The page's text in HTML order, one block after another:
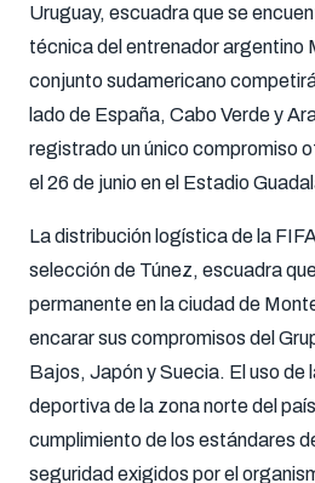
Uruguay, escuadra que se
técnica del entrenador argentino
conjunto sudamericano
lado de España, Cabo Verde y
registrado un único compromiso
el 26 de junio en el Estadio
La distribución logística de la
selección de Túnez, escuadra
permanente en la ciudad de
encarar sus compromisos del
Bajos, Japón y Suecia. El uso de
deportiva de la zona norte del
cumplimiento de los estándares
seguridad exigidos por el